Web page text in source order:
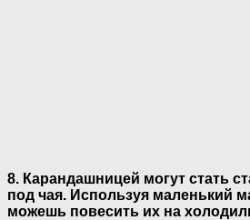
8. Карандашницей могут стать
под чая. Используя маленький
можешь повесить их на